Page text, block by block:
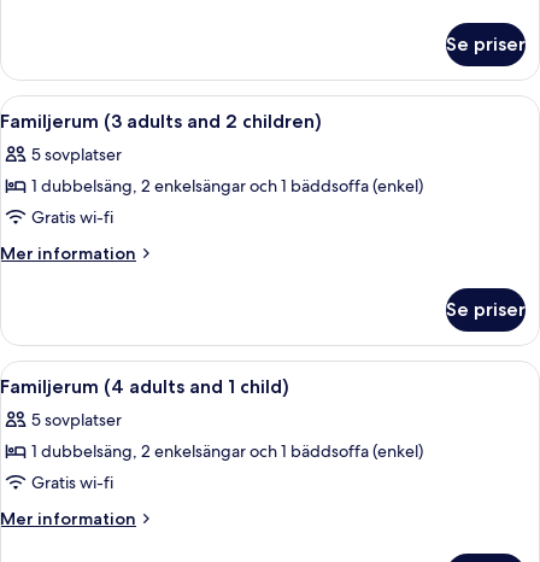
(4
adults)
Se priser
Öppna
alla
foton
för
Familjerum
(3
2
children)
Ett hotellrum med två sängar, ett
4
Familjerum (3 adults and 2 children)
5 sovplatser
1 dubbelsäng, 2 enkelsängar och 1 bäddsoffa (enkel)
Gratis wi-fi
Mer information
Mer
(3
adults
and
children)
Se priser
Öppna
alla
foton
för
Familjerum
(4
Värdeförvaringsskåp på rummet,
4
Familjerum (4 adults and 1 child)
5 sovplatser
1 dubbelsäng, 2 enkelsängar och 1 bäddsoffa (enkel)
Gratis wi-fi
Mer information
Mer